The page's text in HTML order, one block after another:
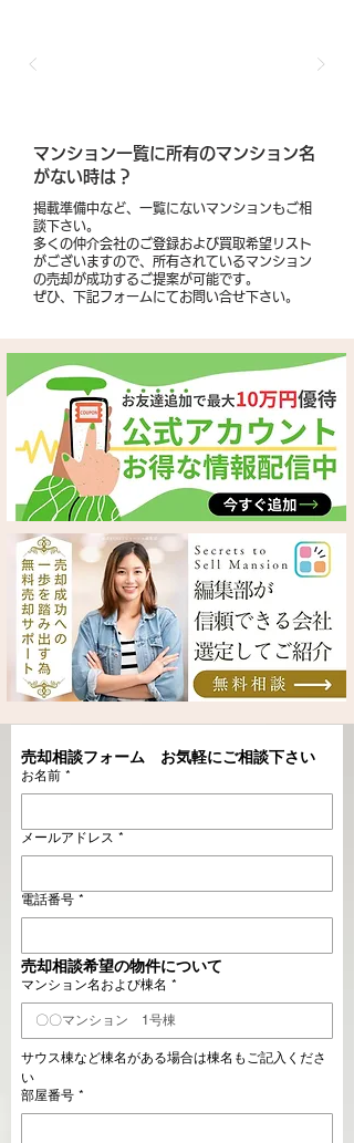
​マンション一覧に所有のマンション名
がない時は？
掲載準備中など、一覧にないマンションもご相
談下さい。
多くの仲介会社のご登録および買取希望リスト
がございますので、所有されているマンション
の売却が成功するご提案が可能です。
​ぜひ、下記フォームにてお問い合せ下さい。
売却相談フォーム　お気軽にご相談下さい
お名前 *
メールアドレス *
電話番号 *
売却相談希望の物件について
マンション名および棟名 *
サウス棟など棟名がある場合は棟名もご記入くださ
い
部屋番号 *